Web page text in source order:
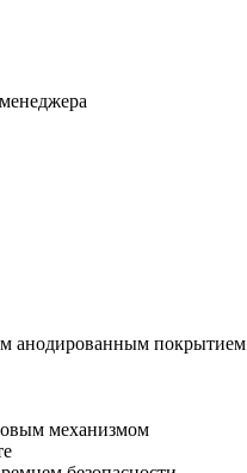
анодированным покрытием
механизмом